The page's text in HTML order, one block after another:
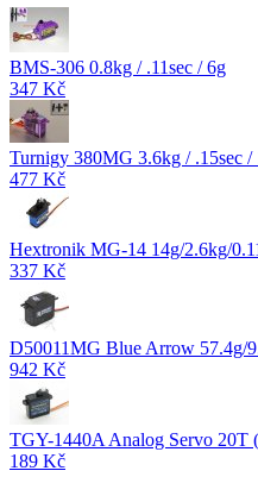
BMS-306 0.8kg / .11sec / 6g
347 Kč
Turnigy 380MG 3.6kg / .15sec /
477 Kč
Hextronik MG-14 14g/2.6kg/
337 Kč
D50011MG Blue Arrow 57.4g/
942 Kč
TGY-1440A Analog Servo 20T
189 Kč